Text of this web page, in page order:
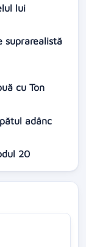
lui
suprarealistă
cu Ton
adânc
20